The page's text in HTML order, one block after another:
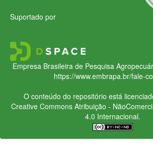
Suportado por
Empresa Brasileira de Pesquisa
https://www.embrapa.br/fale-
O conteúdo do repositório está
Creative CommonsAtribuição -
4.0 Internacional.